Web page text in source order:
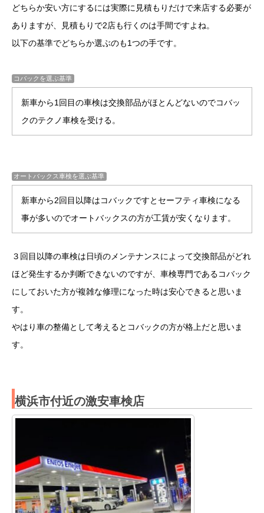
どちらか安い方にするには実際に見積もりだけで来店する必要が
ありますが、見積もりで2店も行くのは手間ですよね。
以下の基準でどちらか選ぶのも1つの手です。
コバックを選ぶ基準
新車から1回目の車検は交換部品がほとんどないのでコバッ
クのテクノ車検を受ける。
オートバックス車検を選ぶ基準
新車から2回目以降はコバックですとセーフティ車検になる
事が多いのでオートバックスの方が工賃が安くなります。
３回目以降の車検は日頃のメンテナンスによって交換部品がどれ
ほど発生するか判断できないのですが、車検専門であるコバック
にしておいた方が複雑な修理になった時は安心できると思いま
す。
やはり車の整備として考えるとコバックの方が格上だと思いま
す。
横浜市付近の激安車検店